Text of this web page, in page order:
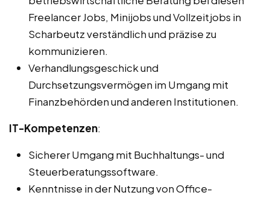
Freelancer Jobs, Minijobs und Vollzeitjobs in
Scharbeutz verständlich und präzise zu
kommunizieren.
Verhandlungsgeschick und
Durchsetzungsvermögen im Umgang mit
Finanzbehörden und anderen Institutionen.
IT-Kompetenzen:
Sicherer Umgang mit Buchhaltungs- und
Steuerberatungssoftware.
Kenntnisse in der Nutzung von Office-